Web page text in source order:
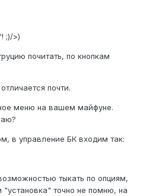
;)/>)
почитать, по кнопкам
почти.
меню на вашем майфуне.
в управление БК входим так:
тыкать по опциям,
точно не помню, на